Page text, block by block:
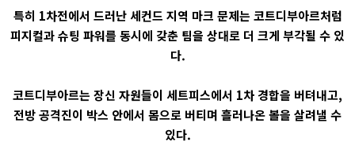
특히 1차전에서 드러난 세컨드 지역 마크 문제는 코트디부아르처럼
피지컬과 슈팅 파워를 동시에 갖춘 팀을 상대로 더 크게 부각될 수 있
다.
코트디부아르는 장신 자원들이 세트피스에서 1차 경합을 버텨내고,
전방 공격진이 박스 안에서 몸으로 버티며 흘러나온 볼을 살려낼 수
있다.